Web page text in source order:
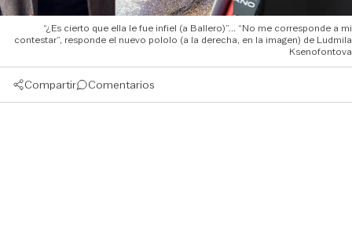
“¿Es cierto que ella le fue infiel (a Ballero)”... “No me corresponde a mi
contestar”, responde el nuevo pololo (a la derecha, en la imagen) de Ludmila
Ksenofontova
Compartir Comentarios